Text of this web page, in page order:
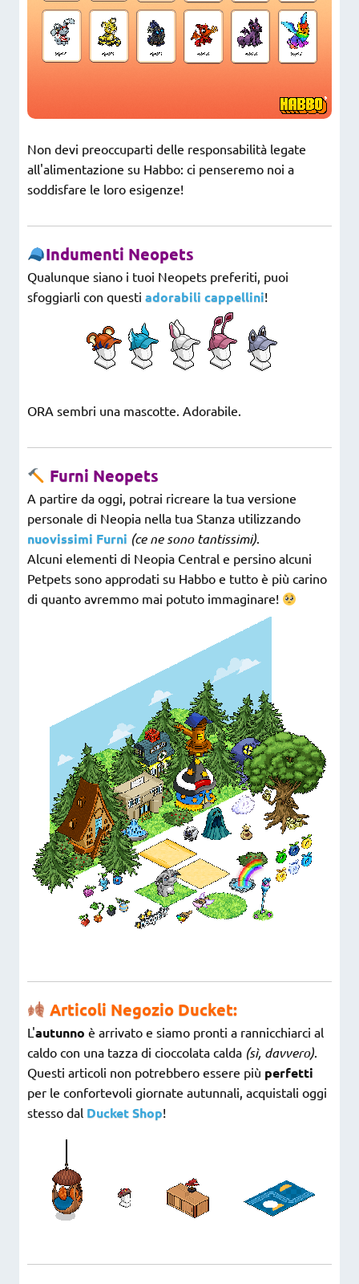
Non devi preoccuparti delle responsabilità legate
all'alimentazione su Habbo: ci penseremo noi a
soddisfare le loro esigenze!
Indumenti Neopets
Qualunque siano i tuoi Neopets preferiti, puoi
sfoggiarli con questi adorabili cappellini!
ORA sembri una mascotte. Adorabile.
Furni Neopets
A partire da oggi, potrai ricreare la tua versione
personale di Neopia nella tua Stanza utilizzando
nuovissimi Furni (ce ne sono tantissimi).
Alcuni elementi di Neopia Central e persino alcuni
Petpets sono approdati su Habbo e tutto è più carino
di quanto avremmo mai potuto immaginare!
Articoli Negozio Ducket:
L'autunno è arrivato e siamo pronti a rannicchiarci al
caldo con una tazza di cioccolata calda (sì, davvero).
Questi articoli non potrebbero essere più perfetti
per le confortevoli giornate autunnali, acquistali oggi
stesso dal Ducket Shop!